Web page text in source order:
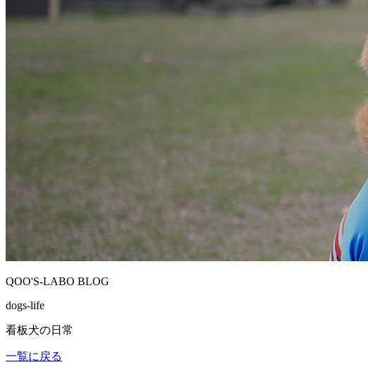
QOO'S-LABO BLOG
dogs-life
看板犬の日常
一覧に戻る